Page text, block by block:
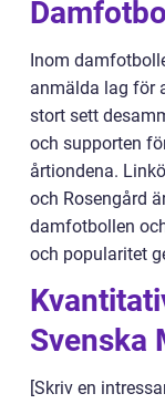
Inom
anmälda lag för
stort sett
och supporten
årtiondena.
och Rosengård
damfotbollen
och popularitet
Svenska
[Skriv en